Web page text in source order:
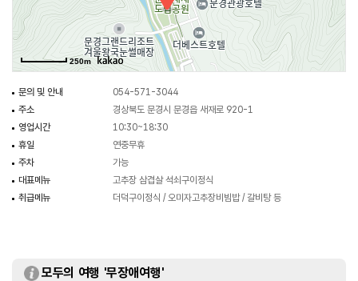
250m
문의 및 안내
054-571-3044
주소
경상북도 문경시 문경읍 새재로 920-1
영업시간
10:30~18:30
휴일
연중무휴
주차
가능
대표메뉴
고추장 삼겹살 석쇠구이정식
취급메뉴
더덕구이정식 / 오미자고추장비빔밥 / 갈비탕 등
모두의 여행 '무장애여행'